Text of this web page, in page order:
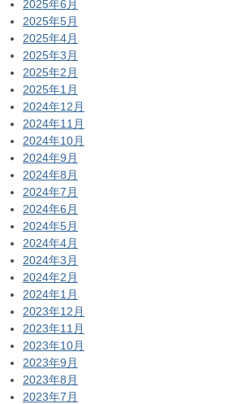
2025年6月
2025年5月
2025年4月
2025年3月
2025年2月
2025年1月
2024年12月
2024年11月
2024年10月
2024年9月
2024年8月
2024年7月
2024年6月
2024年5月
2024年4月
2024年3月
2024年2月
2024年1月
2023年12月
2023年11月
2023年10月
2023年9月
2023年8月
2023年7月